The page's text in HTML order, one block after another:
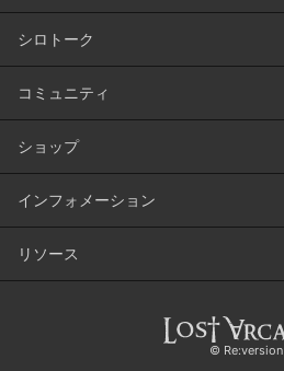
シロトーク
コミュニティ
ショップ
インフォメーション
リソース
©️ Re:version